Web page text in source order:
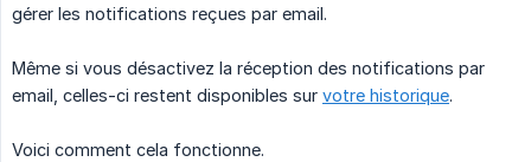
gérer les notifications reçues par email.
Même si vous désactivez la réception des notifications par
email, celles-ci restent disponibles sur votre historique.
Voici comment cela fonctionne.